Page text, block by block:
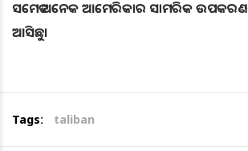
ସମେତ ଅନେକ ଆମେରିକାର ସାମରିକ
ଆସିଛୁ।
Tags: taliban